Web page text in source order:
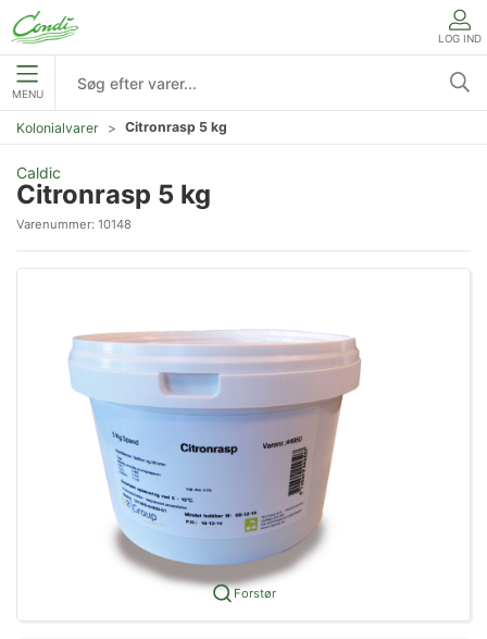
LOG IND
MENU
Kolonialvarer Citronrasp 5 kg
Caldic
Citronrasp 5 kg
Varenummer: 10148
Forstør